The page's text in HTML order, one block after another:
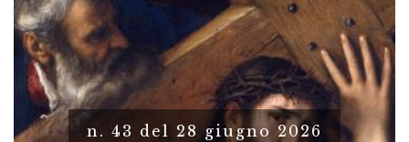
n. 43 del 28 giugno 2026